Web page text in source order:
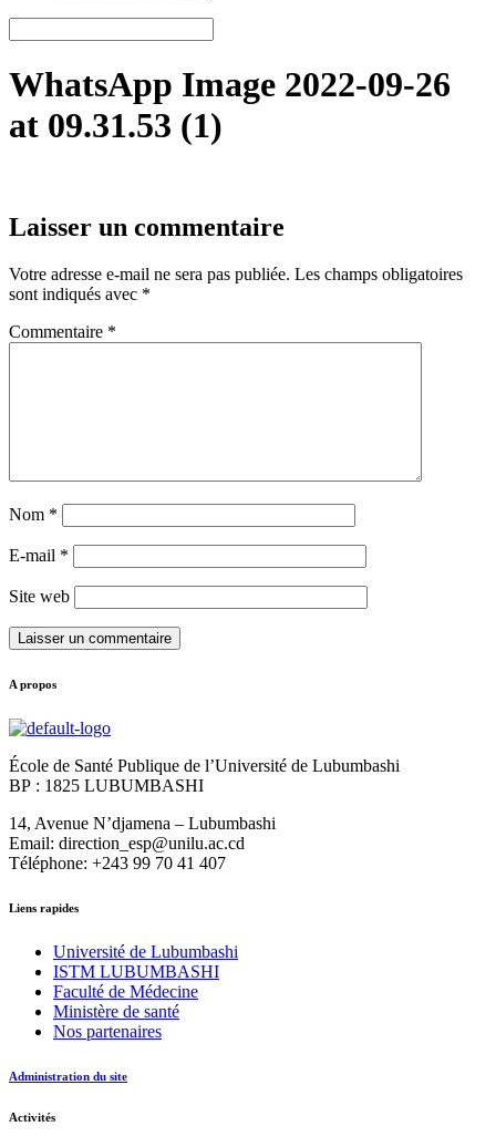
WhatsApp Image 2022-09-26
at 09.31.53 (1)
Laisser un commentaire
Votre adresse e-mail ne sera pas publiée. Les champs obligatoires
sont indiqués avec *
Commentaire *
Nom *
E-mail *
Site web
A propos
École de Santé Publique de l’Université de Lubumbashi
BP : 1825 LUBUMBASHI
14, Avenue N’djamena – Lubumbashi
Email: direction_esp@unilu.ac.cd
Téléphone: +243 99 70 41 407
Liens rapides
Université de Lubumbashi
ISTM LUBUMBASHI
Faculté de Médecine
Ministère de santé
Nos partenaires
Administration du site
Activités